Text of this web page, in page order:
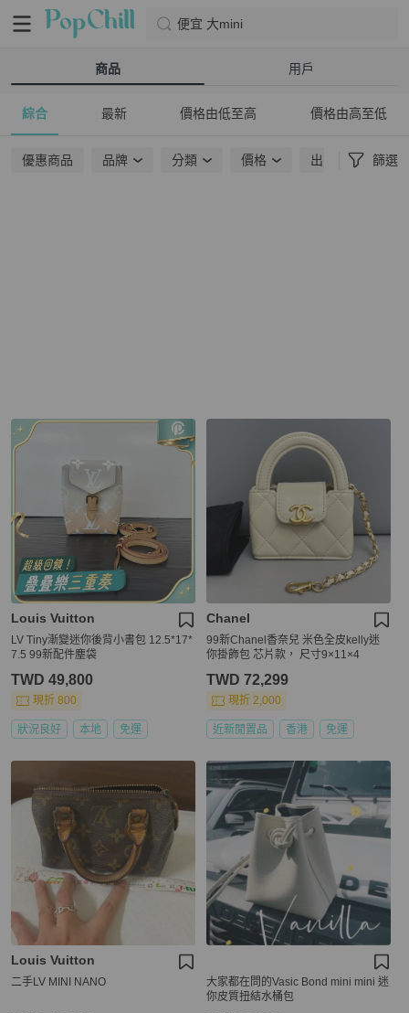
便宜 大mini
商品 用戶
綜合 最新 價格由低至高 價格由高至低
優惠商品 品牌 分類 價格 出貨地點 篩選
Louis Vuitton
LV Tiny漸變迷你後背小書包 12.5*17*
7.5 99新配件塵袋
TWD 49,800
現折 800
狀況良好 本地 免運
Chanel
99新Chanel香奈兒 米色全皮kelly迷
你掛飾包 芯片款， 尺寸9×11×4
TWD 72,299
現折 2,000
近新閒置品 香港 免運
Louis Vuitton
二手LV MINI NANO
大家都在問的Vasic Bond mini mini 迷
你皮質扭結水桶包